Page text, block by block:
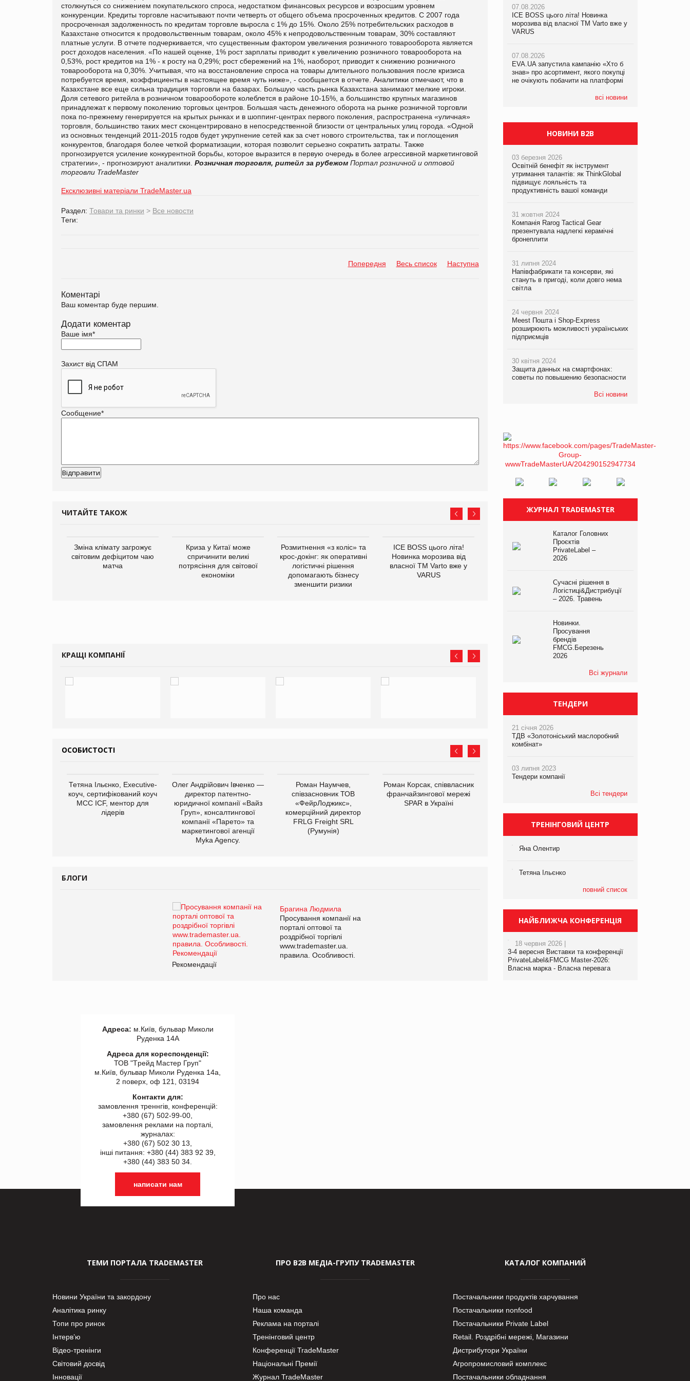
столкнуться со снижением покупательского спроса, недостатком финансовых ресурсов и возросшим уровнем
конкуренции. Кредиты торговле насчитывают почти четверть от общего объема просроченных кредитов. С 2007 года
просроченная задолженность по кредитам торговле выросла с 1% до 15%. Около 25% потребительских расходов в
Казахстане относится к продовольственным товарам, около 45% к непродовольственным товарам, 30% составляют
платные услуги. В отчете подчеркивается, что существенным фактором увеличения розничного товарооборота является
рост доходов населения. «По нашей оценке, 1% рост зарплаты приводит к увеличению розничного товарооборота на
0,53%, рост кредитов на 1% - к росту на 0,29%; рост сбережений на 1%, наоборот, приводит к снижению розничного
товарооборота на 0,30%. Учитывая, что на восстановление спроса на товары длительного пользования после кризиса
потребуется время, коэффициенты в настоящее время чуть ниже», - сообщается в отчете. Аналитики отмечают, что в
Казахстане все еще сильна традиция торговли на базарах. Большую часть рынка Казахстана занимают мелкие игроки.
Доля сетевого ритейла в розничном товарообороте колеблется в районе 10-15%, а большинство крупных магазинов
принадлежат к первому поколению торговых центров. Большая часть денежного оборота на рынке розничной торговли
пока по-прежнему генерируется на крытых рынках и в шоппинг-центрах первого поколения, распространена «уличная»
торговля, большинство таких мест сконцентрировано в непосредственной близости от центральных улиц города. «Одной
из основных тенденций 2011-2015 годов будет укрупнение сетей как за счет нового строительства, так и поглощения
конкурентов, благодаря более четкой форматизации, которая позволит серьезно сократить затраты. Также
прогнозируется усиление конкурентной борьбы, которое выразится в первую очередь в более агрессивной маркетинговой
стратегии», - прогнозируют аналитики. Розничная торговля, ритейл за рубежом Портал розничной и оптовой
торговли TradeMaster
Ексклюзивні матеріали TradeMaster.ua
Раздел: Товари та ринки > Все новости
Теги:
Попередня Весь список Наступна
Коментарі
Ваш коментар буде першим.
Додати коментар
Ваше імя*
Захист від СПАМ
Сообщение*
ЧИТАЙТЕ ТАКОЖ
Зміна клімату загрожує
світовим дефіцитом чаю
матча
Криза у Китаї може
спричинити великі
потрясіння для світової
економіки
Розмитнення «з коліс» та
крос-докінг: як оперативні
логістичні рішення
допомагають бізнесу
зменшити ризики
ICE BOSS цього літа!
Новинка морозива від
власної ТМ Varto вже у
VARUS
EVA.UA запустила
кампанію «Хто б знав» про
КРАЩІ КОМПАНІЇ
ОСОБИСТОСТІ
Тетяна Ільєнко, Executive-
коуч, сертифікований коуч
МСС ICF, ментор для
лідерів
Олег Андрійович Івченко —
директор патентно-
юридичної компанії «Вайз
Груп», консалтингової
компанії «Парето» та
маркетингової агенції
Myka Agency.
Роман Наумчев,
співзасновник ТОВ
«ФейрЛоджикс»,
комерційний директор
FRLG Freight SRL
(Румунія)
Роман Корсак, співвласник
франчайзингової мережі
SPAR в Україні
виробництва
компанії «УкраМарин»
БЛОГИ
Брагина Людмила
Просування компанії на
порталі оптової та
роздрібної торгівлі
www.trademaster.ua.
правила. Особливості.
Рекомендації
Брагина Людмила
Просування компанії на
www.trademaster.ua.
правила. Особливості.
07.08.2026
ICE BOSS цього літа! Новинка
морозива від власної ТМ Varto вже у
VARUS
07.08.2026
EVA.UA запустила кампанію «Хто б
знав» про асортимент, якого покупці
не очікують побачити на платформі
всі новини
07.08.2026
ICE BOSS цього літа! Новинка
морозива від власної ТМ Varto вже у
VARUS
07.08.2026
EVA.UA запустила кампанію «Хто б
знав» про асортимент, якого покупці
не очікують побачити на платформі
07.08.2026
Франція заборонила рекламні дзвінки
НОВИНИ B2B
03 березня 2026
Освітній бенефіт як інструмент
утримання талантів: як ThinkGlobal
підвищує лояльність та
продуктивність вашої команди
31 жовтня 2024
Компанія Rarog Tactical Gear
презентувала надлегкі керамічні
бронеплити
31 липня 2024
Напівфабрикати та консерви, які
стануть в пригоді, коли довго нема
світла
24 червня 2024
Meest Пошта і Shop-Express
розширюють можливості українських
підприємців
30 квітня 2024
Защита данных на смартфонах:
советы по повышению безопасности
Всі новини
ЖУРНАЛ TRADEMASTER
Каталог Головних
Проєктів
PrivateLabel –
2026
Сучасні рішення в
Логістиці&Дистрибуції
– 2026. Травень
Новинки.
Просування
брендів
FMCG.Березень
2026
Всі журнали
ТЕНДЕРИ
21 січня 2026
ТДВ «Золотоніський маслоробний
комбінат»
03 липня 2023
Тендери компанії
Всі тендери
ТРЕНІНГОВИЙ ЦЕНТР
Яна Олентир
Тетяна Ільєнко
повний список
НАЙБЛИЖЧА КОНФЕРЕНЦІЯ
18 червня 2026 |
3-4 вересня Виставки та конференції
PrivateLabel&FMCG Master-2026:
Власна марка - Власна перевага
Адреса: м.Київ, бульвар Миколи
Руденка 14А
Адреса для кореспонденції:
ТОВ "Tрейд Мастер Груп"
м.Київ, бульвар Миколи Руденка 14а,
2 поверх, оф 121, 03194
Контакти для:
замовлення треннгів, конференцій:
+380 (67) 502-99-00,
замовлення реклами на порталі,
журналах:
+380 (67) 502 30 13,
інші питання: +380 (44) 383 92 39,
+380 (44) 383 50 34.
написати нам
ТЕМИ ПОРТАЛА TRADEMASTER
Новини України та закордону
Аналітика ринку
Топи про ринок
Інтерв’ю
Відео-тренінги
Світовий досвід
Інновації
ПРО В2В МЕДІА-ГРУПУ TRADEMASTER
Про нас
Наша команда
Реклама на порталі
Тренінговий центр
Конференції TradeMaster
Національні Премії
Журнал TradeMaster
КАТАЛОГ КОМПАНИЙ
Постачальники продуктів харчування
Постачальники nonfood
Постачальники Private Label
Retail. Роздрібні мережі, Магазини
Дистрибутори України
Агропромисловий комплекс
Постачальники обладнання